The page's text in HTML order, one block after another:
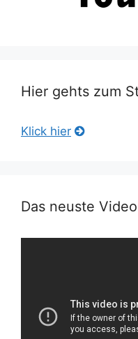
Hier gehts zum
Klick hier
Das neuste Video